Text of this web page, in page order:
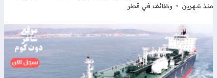
شهرين وظائف في قطر